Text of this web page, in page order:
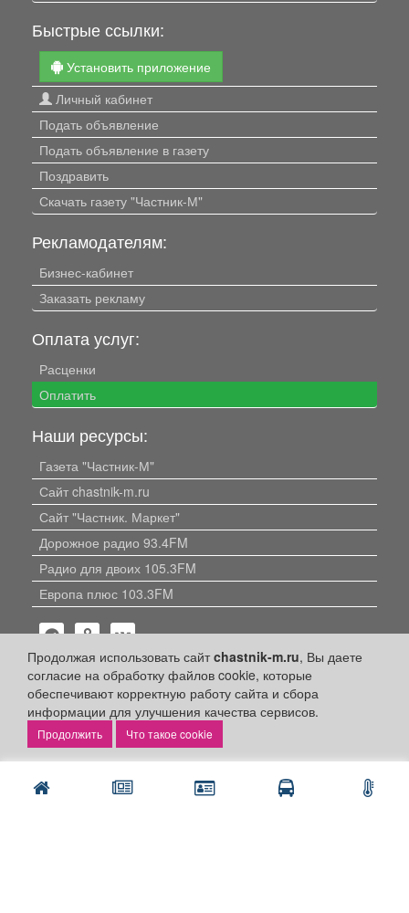
Продолжая использовать сайтchastnik-m.ru, Вы даете
согласие на обработку файлов cookie, которые
обеспечивают корректную работу сайта и сбора
информации для улучшения качества сервисов.
Что такое cookie
Быстрые ссылки:
Установить приложение
Личный кабинет
Подать объявление
Подать объявление в газету
Поздравить
Скачать газету "Частник-М"
Рекламодателям:
Бизнес-кабинет
Заказать рекламу
Оплата услуг:
Расценки
Оплатить
Наши ресурсы:
Газета "Частник-М"
Сайт chastnik-m.ru
Сайт "Частник. Маркет"
Дорожное радио 93.4FM
Радио для двоих 105.3FM
Европа плюс 103.3FM
Политика конфиденциальности
Публикации с пометкой «Реклама», «На правах рекламы»,
«Партнёрский проект» оплачены рекламодателем.
Редакция сайта не несет ответственности за достоверность
информации, содержащейся в рекламных материалах и